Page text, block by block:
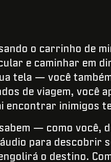
o carrinho de
e caminhar em
tela — você
de viagem, você
encontrar inimigos
— como você,
para descobrir
o destino.